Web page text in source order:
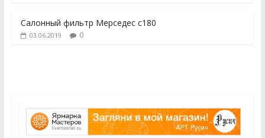
Салонный фильтр Мерседес с180
03.06.2019 0